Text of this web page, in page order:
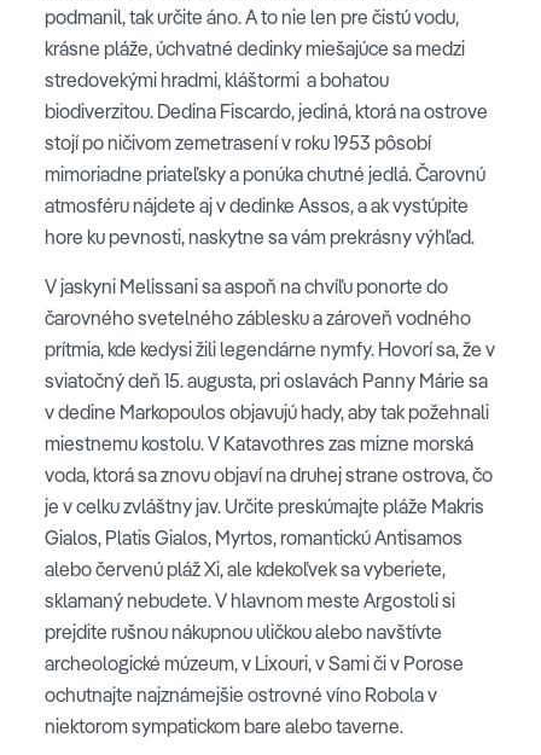
podmanil, tak určite áno. A to nie len pre čistú vodu,
krásne pláže, úchvatné dedinky miešajúce sa medzi
stredovekými hradmi, kláštormi a bohatou
biodiverzitou. Dedina Fiscardo, jediná, ktorá na ostrove
stojí po ničivom zemetrasení v roku 1953 pôsobí
mimoriadne priateľsky a ponúka chutné jedlá. Čarovnú
atmosféru nájdete aj v dedinke Assos, a ak vystúpite
hore ku pevnosti, naskytne sa vám prekrásny výhľad.
V jaskyni Melissani sa aspoň na chvíľu ponorte do
čarovného svetelného záblesku a zároveň vodného
prítmia, kde kedysi žili legendárne nymfy. Hovorí sa, že v
sviatočný deň 15. augusta, pri oslavách Panny Márie sa
v dedine Markopoulos objavujú hady, aby tak požehnali
miestnemu kostolu. V Katavothres zas mizne morská
voda, ktorá sa znovu objaví na druhej strane ostrova, čo
je v celku zvláštny jav. Určite preskúmajte pláže Makris
Gialos, Platis Gialos, Myrtos, romantickú Antisamos
alebo červenú pláž Xi, ale kdekoľvek sa vyberiete,
sklamaný nebudete. V hlavnom meste Argostoli si
prejdite rušnou nákupnou uličkou alebo navštívte
archeologické múzeum, v Lixouri, v Sami či v Porose
ochutnajte najznámejšie ostrovné víno Robola v
niektorom sympatickom bare alebo taverne.